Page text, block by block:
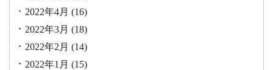
2022年4月 (16)
2022年3月 (18)
2022年2月 (14)
2022年1月 (15)